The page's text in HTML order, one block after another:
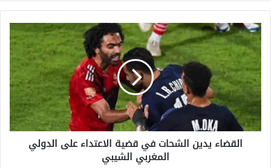
ا
ل
ق
ض
ا
ء
ي
د
ي
القضاء يدين الشحات في قضية الاعتداء على الدولي
المغربي الشيبي